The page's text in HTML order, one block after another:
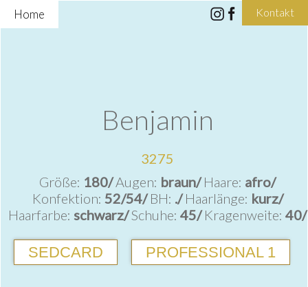
Home Kontakt
Benjamin
3275
Größe: 180/Augen: braun/Haare: afro/
Konfektion: 52/54/BH: ./Haarlänge: kurz/
Haarfarbe: schwarz/Schuhe: 45/Kragenweite: 40/
SEDCARD PROFESSIONAL 1